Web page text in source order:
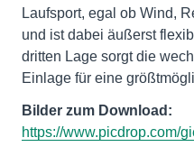
Laufsport, egal ob Wind,
und ist dabei äußerst
dritten Lage sorgt die
Einlage für eine
Bilder zum Download:
https://www.picdrop.com/